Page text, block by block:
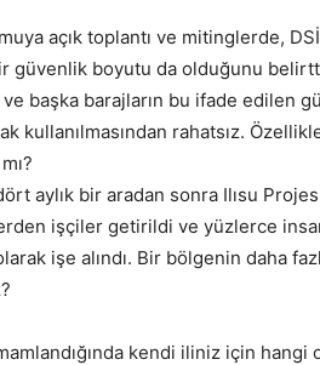
açık toplantı ve mitinglerde,
güvenlik boyutu da olduğunu
ve başka barajların bu ifade edilen
kullanılmasından rahatsız.
aylık bir aradan sonra Ilısu
işçiler getirildi ve yüzlerce
işe alındı. Bir bölgenin daha
kendi iliniz için